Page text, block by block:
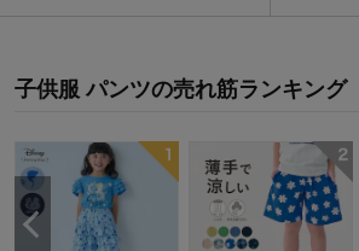
子供服 パンツの売れ筋ランキング